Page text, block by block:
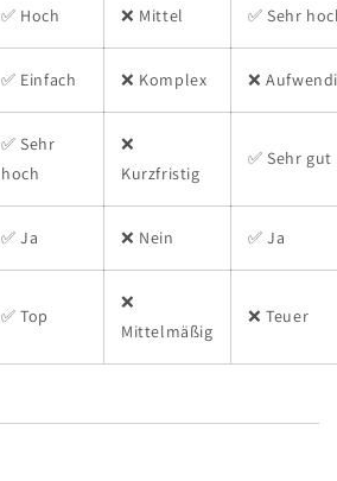
✅ Hoch ❌ Mittel ✅ Sehr
✅ Einfach ❌ Komplex ❌
✅ Sehr
hoch
❌
Kurzfristig
✅ Sehr gut
✅ Ja ❌ Nein ✅ Ja
✅ Top
❌
Mittelmäßig
❌ Teuer